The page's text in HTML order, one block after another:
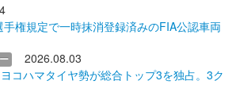
権規定で一時抹消登録済みのFIA公認車両
2026.08.03
コハマタイヤ勢が総合トップ3を独占。3ク